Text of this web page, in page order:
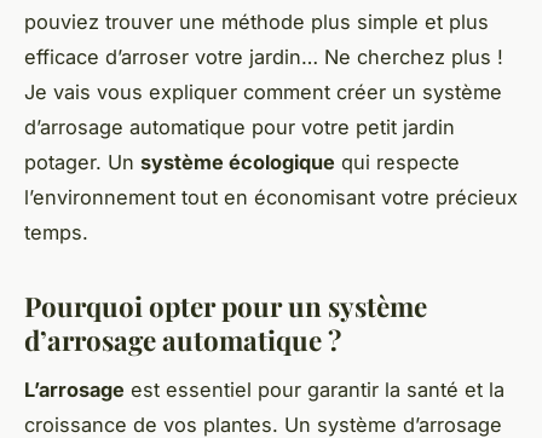
pouviez trouver une méthode plus simple et plus
efficace d’arroser votre jardin… Ne cherchez plus !
Je vais vous expliquer comment créer un système
d’arrosage automatique pour votre petit jardin
potager. Un système écologique qui respecte
l’environnement tout en économisant votre précieux
temps.
Pourquoi opter pour un système
d’arrosage automatique ?
L’arrosage est essentiel pour garantir la santé et la
croissance de vos plantes. Un système d’arrosage